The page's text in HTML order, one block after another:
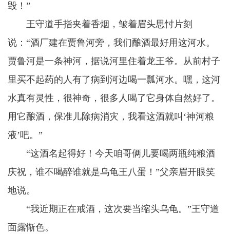
毁！”
王守道手指夹着香烟，皱着眉头思忖片刻
说：“酒厂建在贾鲁河旁，我们酿酒最好用这河水。
贾鲁河是一条神河，据说河里住着龙王爷。从前村子
里买不起药的人有了病到河边喝一瓢河水。嘿，这河
水真有灵性，很神奇，很多人喝了它身体自然好了。
用它酿酒，保准儿除病消灾，我看这酒就叫‘神河粮
液’吧。”
“这酒名起得好！今天咱哥俩儿要喝两瓶纯粮酒
庆祝，谁不喝醉谁就是乌龟王八蛋！”父亲眉开眼笑
地说。
“我近期正在戒酒，这次要当缩头乌龟。”王守道
面露惭色。